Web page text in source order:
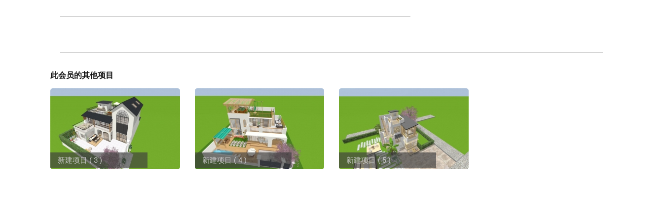
此会员的其他项目
新建项目 ( 3 ) 新建项目 ( 4 ) 新建项目 ( 5 )